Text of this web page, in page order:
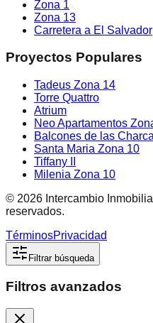
Zona 1
Zona 13
Carretera a El Salvador
Proyectos Populares
Tadeus Zona 14
Torre Quattro
Atrium
Neo Apartamentos
Balcones de las
Santa Maria Zona 10
Tiffany II
Milenia Zona 10
© 2026 Intercambio
reservados.
TérminosPrivacidad
Filtrar búsqueda
Filtros avanzados